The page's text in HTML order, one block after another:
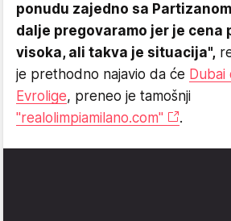
ponudu zajedno sa Partizanom
dalje pregovaramo jer je cena
visoka, ali takva je situacija",
je prethodno najavio da će
Evrolige, preneo je tamošnji
"realolimpiamilano.com"
.